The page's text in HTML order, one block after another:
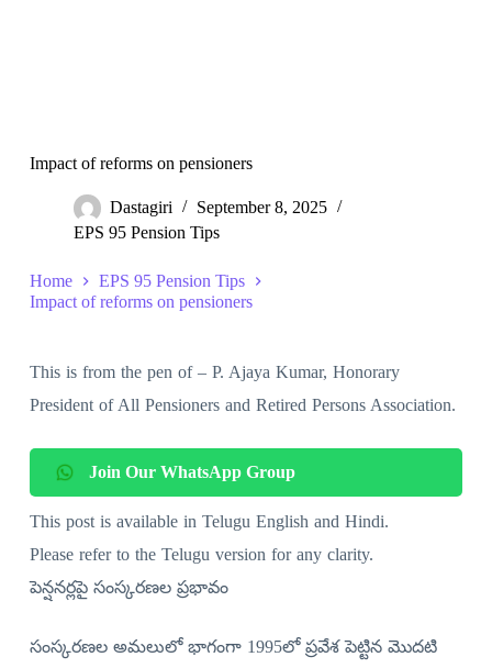
Impact of reforms on pensioners
Dastagiri
September 8, 2025
EPS 95 Pension Tips
Home
EPS 95 Pension Tips
Impact of reforms on pensioners
This is from the pen of – P. Ajaya Kumar, Honorary
President of All Pensioners and Retired Persons Association.
Join Our WhatsApp Group
This post is available in Telugu English and Hindi.
Please refer to the Telugu version for any clarity.
పెన్షనర్లపై సంస్కరణల ప్రభావం
సంస్కరణల అమలులో భాగంగా 1995లో ప్రవేశ పెట్టిన మొదటి